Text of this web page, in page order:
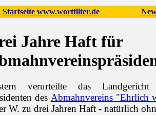
Startseite www.wortfilter.de
Jahre Haft für
verurteilte das
des Abmahnvereins "Ehrlich
W. zu drei Jahren Haft - natürlich